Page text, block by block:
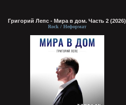
Григорий Лепс - Мира в дом. Часть 2 (2026)
Rock / Неформат